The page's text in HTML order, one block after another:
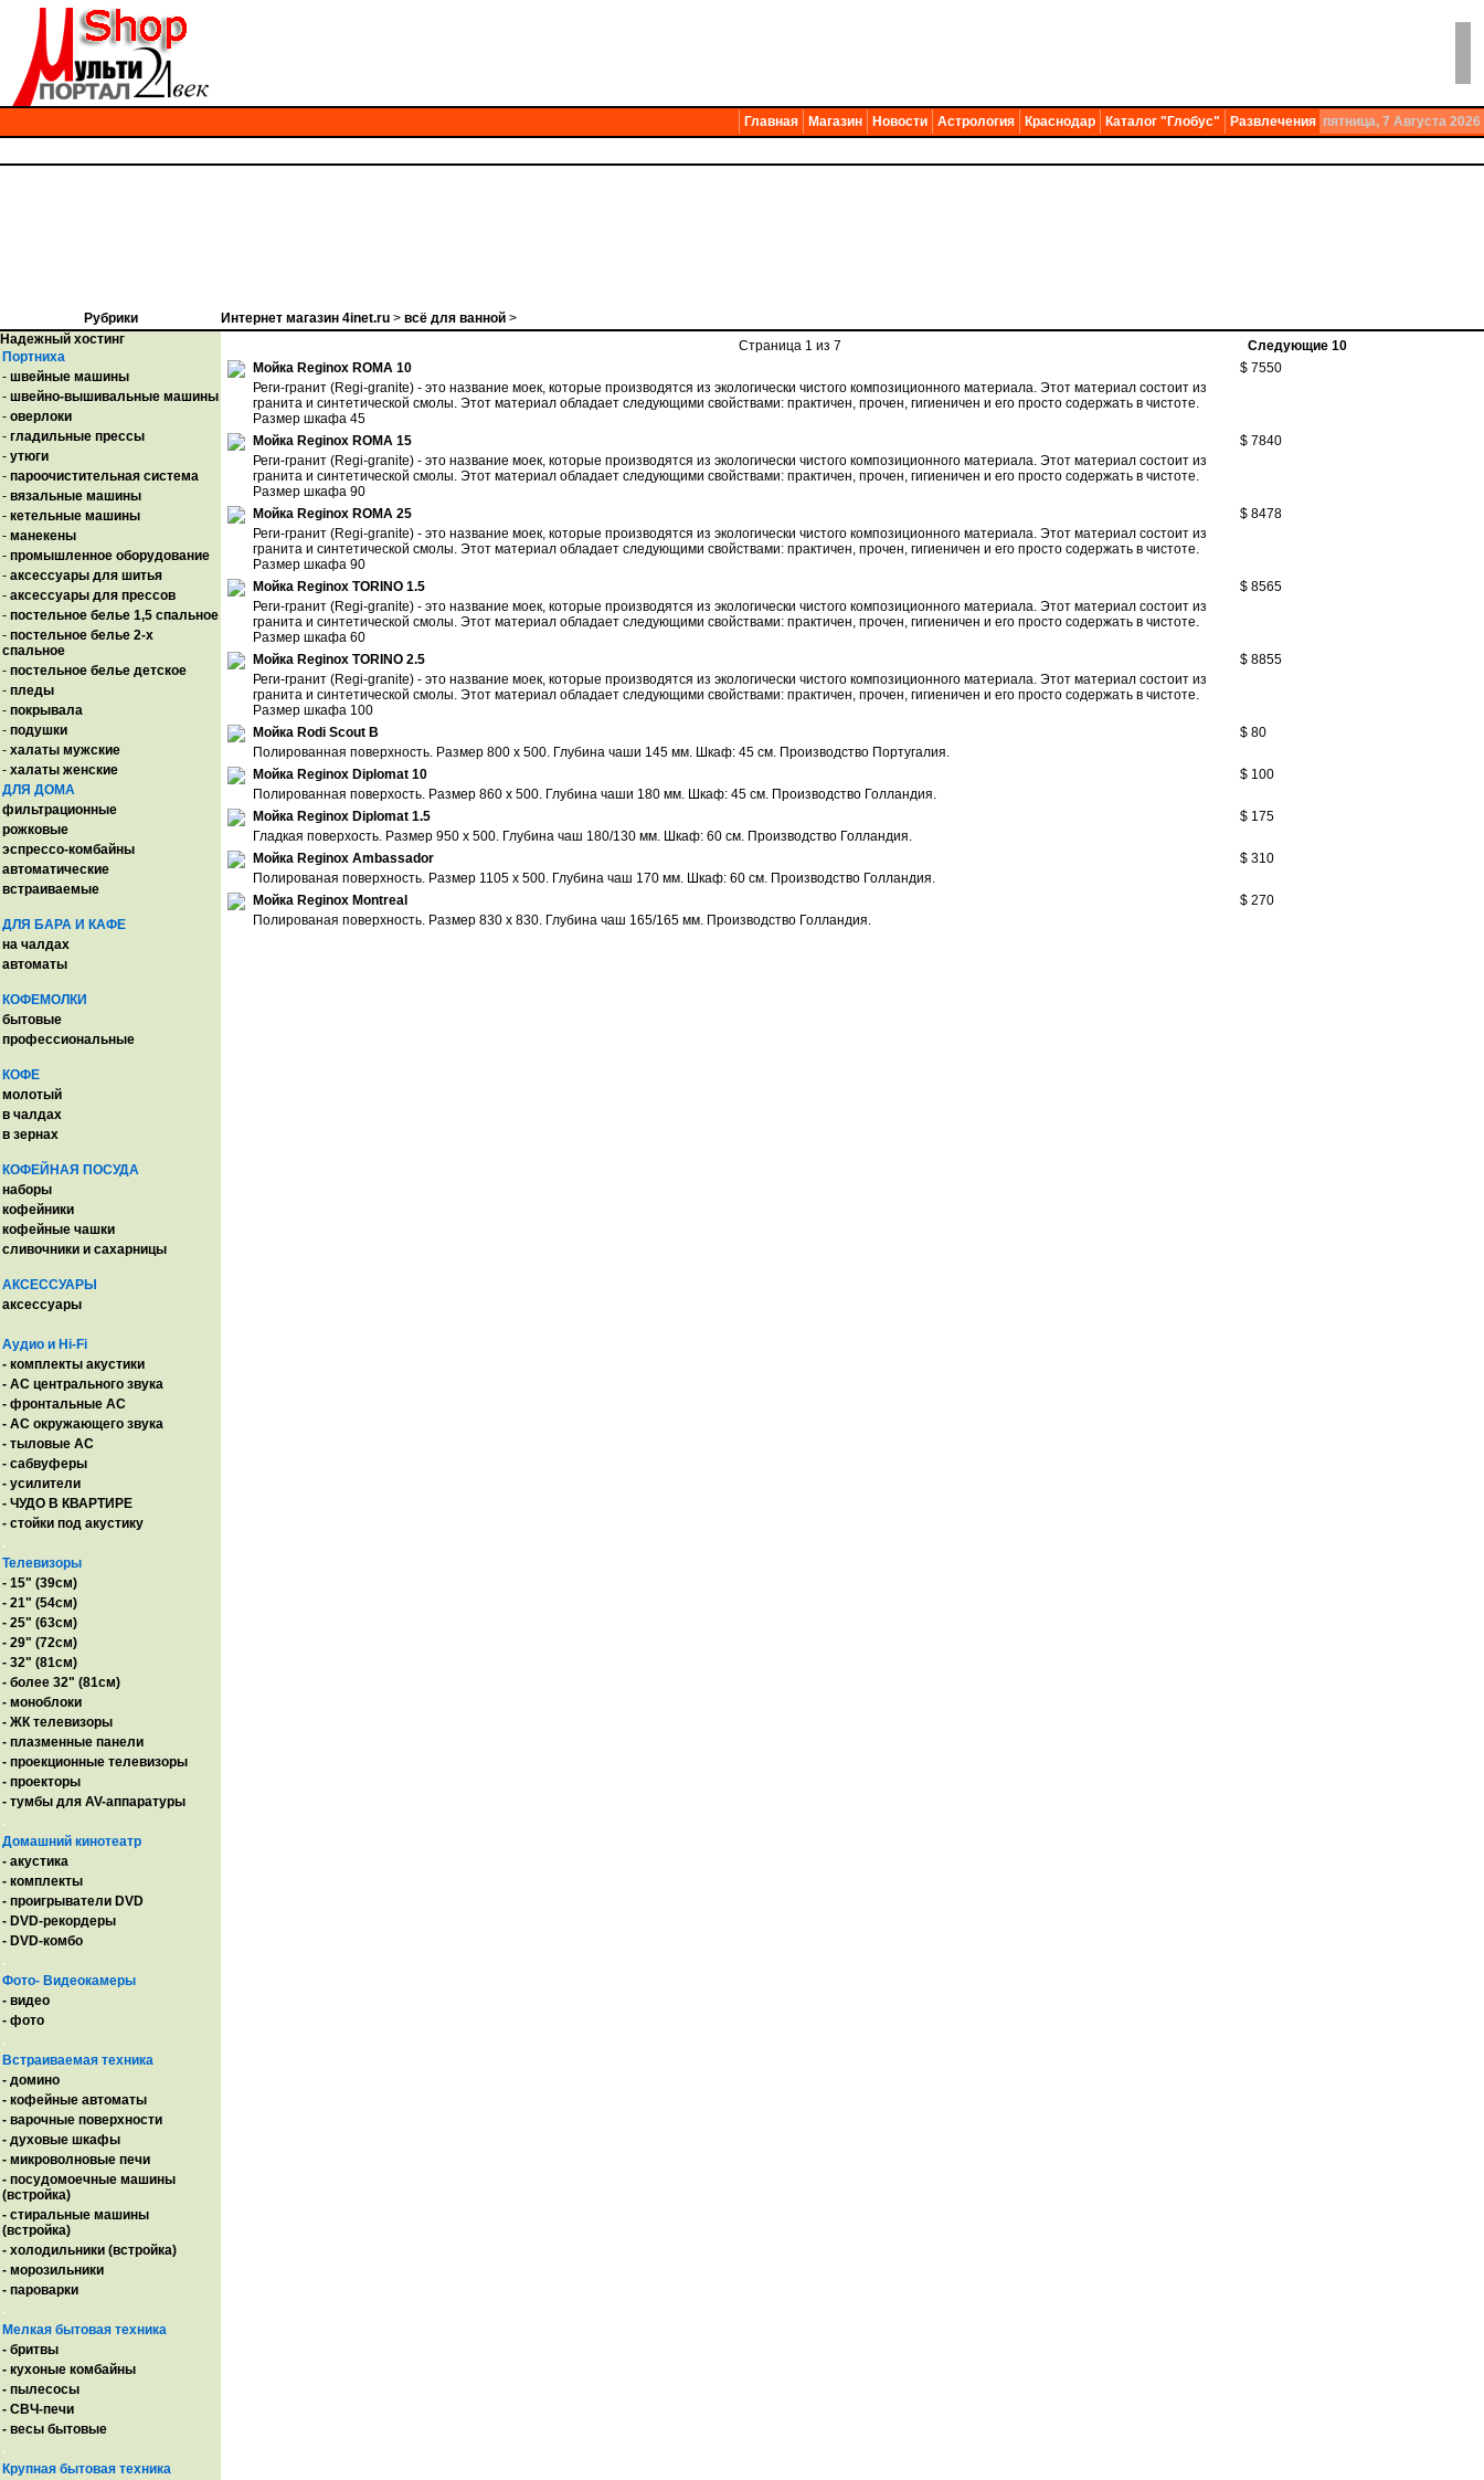
Главная Магазин Новости Астрология Краснодар Каталог "Глобус" Развлечения пятница, 7 Августа 2026
Рубрики
Надежный хостинг
Портниха
- швейные машины
- швейно-вышивальные машины
- оверлоки
- гладильные прессы
- утюги
- пароочистительная система
- вязальные машины
- кетельные машины
- манекены
- промышленное оборудование
- аксессуары для шитья
- аксессуары для прессов
- постельное белье 1,5 спальное
- постельное белье 2-х
спальное
- постельное белье детское
- пледы
- покрывала
- подушки
- халаты мужские
- халаты женские
ДЛЯ ДОМА
фильтрационные
рожковые
эспрессо-комбайны
автоматические
встраиваемые
ДЛЯ БАРА И КАФЕ
на чалдах
автоматы
КОФЕМОЛКИ
бытовые
профессиональные
КОФЕ
молотый
в чалдах
в зернах
КОФЕЙНАЯ ПОСУДА
наборы
кофейники
кофейные чашки
сливочники и сахарницы
АКСЕССУАРЫ
аксессуары
Аудио и Hi-Fi
- комплекты акустики
- AC центрального звука
- фронтальные АС
- АС окружающего звука
- тыловые АС
- сабвуферы
- усилители
- ЧУДО В КВАРТИРЕ
- стойки под акустику
.
Телевизоры
- 15" (39см)
- 21" (54см)
- 25" (63см)
- 29" (72см)
- 32" (81см)
- более 32" (81см)
- моноблоки
- ЖК телевизоры
- плазменные панели
- проекционные телевизоры
- проекторы
- тумбы для AV-аппаратуры
.
Домашний кинотеатр
- акустика
- комплекты
- проигрыватели DVD
- DVD-рекордеры
- DVD-комбо
.
Фото- Видеокамеры
- видео
- фото
.
Встраиваемая техника
- домино
- кофейные автоматы
- варочные поверхности
- духовые шкафы
- микроволновые печи
- посудомоечные машины
(встройка)
- стиральные машины
(встройка)
- холодильники (встройка)
- морозильники
- пароварки
.
Мелкая бытовая техника
- бритвы
- кухоные комбайны
- пылесосы
- СВЧ-печи
- весы бытовые
.
Крупная бытовая техника
Интернет магазин 4inet.ru > всё для ванной >
Страница 1 из 7
Следующие 10
Мойка Reginox ROMA 10
$ 7550
Реги-гранит (Regi-granite) - это название моек, которые производятся из экологически чистого композиционного материала. Этот материал состоит из
гранита и синтетической смолы. Этот материал обладает следующими свойствами: практичен, прочен, гигиеничен и его просто содержать в чистоте.
Размер шкафа 45
Мойка Reginox ROMA 15
$ 7840
Реги-гранит (Regi-granite) - это название моек, которые производятся из экологически чистого композиционного материала. Этот материал состоит из
гранита и синтетической смолы. Этот материал обладает следующими свойствами: практичен, прочен, гигиеничен и его просто содержать в чистоте.
Размер шкафа 90
Мойка Reginox ROMA 25
$ 8478
Реги-гранит (Regi-granite) - это название моек, которые производятся из экологически чистого композиционного материала. Этот материал состоит из
гранита и синтетической смолы. Этот материал обладает следующими свойствами: практичен, прочен, гигиеничен и его просто содержать в чистоте.
Размер шкафа 90
Мойка Reginox TORINO 1.5
$ 8565
Реги-гранит (Regi-granite) - это название моек, которые производятся из экологически чистого композиционного материала. Этот материал состоит из
гранита и синтетической смолы. Этот материал обладает следующими свойствами: практичен, прочен, гигиеничен и его просто содержать в чистоте.
Размер шкафа 60
Мойка Reginox TORINO 2.5
$ 8855
Реги-гранит (Regi-granite) - это название моек, которые производятся из экологически чистого композиционного материала. Этот материал состоит из
гранита и синтетической смолы. Этот материал обладает следующими свойствами: практичен, прочен, гигиеничен и его просто содержать в чистоте.
Размер шкафа 100
Мойка Rodi Scout B
$ 80
Полированная поверхность. Размер 800 x 500. Глубина чаши 145 мм. Шкаф: 45 см. Производство Португалия.
Мойка Reginox Diplomat 10
$ 100
Полированная поверхость. Размер 860 x 500. Глубина чаши 180 мм. Шкаф: 45 см. Производство Голландия.
Мойка Reginox Diplomat 1.5
$ 175
Гладкая поверхость. Размер 950 x 500. Глубина чаш 180/130 мм. Шкаф: 60 см. Производство Голландия.
Мойка Reginox Ambassador
$ 310
Полированая поверхность. Размер 1105 x 500. Глубина чаш 170 мм. Шкаф: 60 см. Производство Голландия.
Мойка Reginox Montreal
$ 270
Полированая поверхность. Размер 830 x 830. Глубина чаш 165/165 мм. Производство Голландия.